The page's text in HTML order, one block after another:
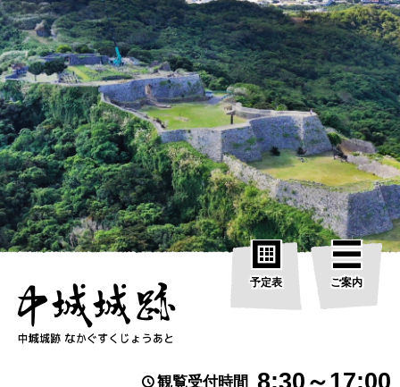
予定表 ご案内
観覧受付時間 8:30～17:00